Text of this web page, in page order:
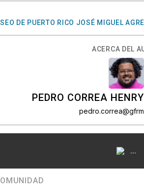
DE PUERTO RICO JOSÉ MIGUEL
ACERCA DEL
PEDRO CORREA HENRY
...